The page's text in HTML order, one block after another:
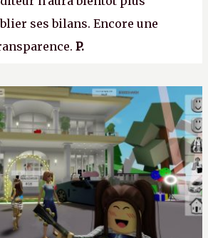
ses bilans. Encore une
P.